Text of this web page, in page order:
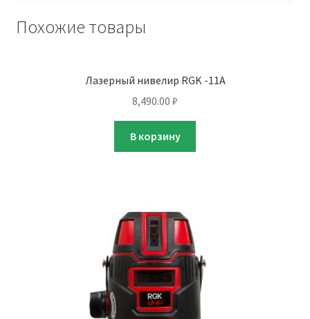
Похожие товары
Лазерный нивелир RGK -11A
8,490.00 ₽
В корзину